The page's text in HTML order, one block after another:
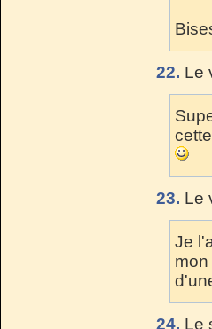
22. Le
23. Le
Je
24. Le